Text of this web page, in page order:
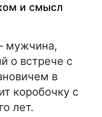
и смысл
мужчина,
о встрече с
в
коробочку с
лет.